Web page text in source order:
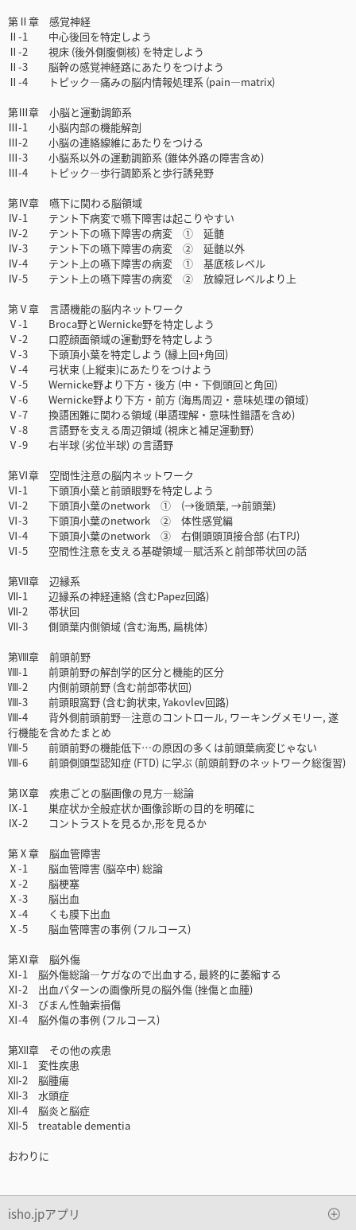
第Ⅱ章 感覚神経
Ⅱ-1 中心後回を特定しよう
Ⅱ-2 視床 (後外側腹側核) を特定しよう
Ⅱ-3 脳幹の感覚神経路にあたりをつけよう
Ⅱ-4 トピック―痛みの脳内情報処理系 (pain―matrix)
第Ⅲ章 小脳と運動調節系
Ⅲ-1 小脳内部の機能解剖
Ⅲ-2 小脳の連絡線維にあたりをつける
Ⅲ-3 小脳系以外の運動調節系 (錐体外路の障害含め)
Ⅲ-4 トピック―歩行調節系と歩行誘発野
第Ⅳ章 嚥下に関わる脳領域
Ⅳ-1 テント下病変で嚥下障害は起こりやすい
Ⅳ-2 テント下の嚥下障害の病変 ① 延髄
Ⅳ-3 テント下の嚥下障害の病変 ② 延髄以外
Ⅳ-4 テント上の嚥下障害の病変 ① 基底核レベル
Ⅳ-5 テント上の嚥下障害の病変 ② 放線冠レベルより上
第Ⅴ章 言語機能の脳内ネットワーク
Ⅴ-1 Broca野とWernicke野を特定しよう
Ⅴ-2 口腔顔面領域の運動野を特定しよう
Ⅴ-3 下頭頂小葉を特定しよう (縁上回+角回)
Ⅴ-4 弓状束 (上縦束)にあたりをつけよう
Ⅴ-5 Wernicke野より下方・後方 (中・下側頭回と角回)
Ⅴ-6 Wernicke野より下方・前方 (海馬周辺・意味処理の領域)
Ⅴ-7 換語困難に関わる領域 (単語理解・意味性錯語を含め)
Ⅴ-8 言語野を支える周辺領域 (視床と補足運動野)
Ⅴ-9 右半球 (劣位半球) の言語野
第Ⅵ章 空間性注意の脳内ネットワーク
Ⅵ-1 下頭頂小葉と前頭眼野を特定しよう
Ⅵ-2 下頭頂小葉のnetwork ① (→後頭葉, →前頭葉)
Ⅵ-3 下頭頂小葉のnetwork ② 体性感覚編
Ⅵ-4 下頭頂小葉のnetwork ③ 右側頭頭頂接合部 (右TPJ)
Ⅵ-5 空間性注意を支える基礎領域―賦活系と前部帯状回の話
第Ⅶ章 辺縁系
Ⅶ-1 辺縁系の神経連絡 (含むPapez回路)
Ⅶ-2 帯状回
Ⅶ-3 側頭葉内側領域 (含む海馬, 扁桃体)
第Ⅷ章 前頭前野
Ⅷ-1 前頭前野の解剖学的区分と機能的区分
Ⅷ-2 内側前頭前野 (含む前部帯状回)
Ⅷ-3 前頭眼窩野 (含む鉤状束, Yakovlev回路)
Ⅷ-4 背外側前頭前野―注意のコントロール, ワーキングメモリー, 遂
行機能を含めたまとめ
Ⅷ-5 前頭前野の機能低下…の原因の多くは前頭葉病変じゃない
Ⅷ-6 前頭側頭型認知症 (FTD) に学ぶ (前頭前野のネットワーク総復習)
第Ⅸ章 疾患ごとの脳画像の見方―総論
Ⅸ-1 巣症状か全般症状か画像診断の目的を明確に
Ⅸ-2 コントラストを見るか,形を見るか
第Ⅹ章 脳血管障害
Ⅹ-1 脳血管障害 (脳卒中) 総論
Ⅹ-2 脳梗塞
Ⅹ-3 脳出血
Ⅹ-4 くも膜下出血
Ⅹ-5 脳血管障害の事例 (フルコース)
第Ⅺ章 脳外傷
Ⅺ-1 脳外傷総論―ケガなので出血する, 最終的に萎縮する
Ⅺ-2 出血パターンの画像所見の脳外傷 (挫傷と血腫)
Ⅺ-3 びまん性軸索損傷
Ⅺ-4 脳外傷の事例 (フルコース)
第Ⅻ章 その他の疾患
Ⅻ-1 変性疾患
Ⅻ-2 脳腫瘍
Ⅻ-3 水頭症
Ⅻ-4 脳炎と脳症
Ⅻ-5 treatable dementia
おわりに
isho.jpアプリ